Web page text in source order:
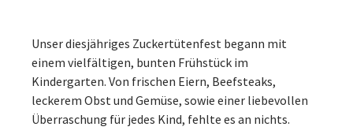
Unser diesjähriges Zuckertütenfest begann mit
einem vielfältigen, bunten Frühstück im
Kindergarten. Von frischen Eiern, Beefsteaks,
leckerem Obst und Gemüse, sowie einer liebevollen
Überraschung für jedes Kind, fehlte es an nichts.